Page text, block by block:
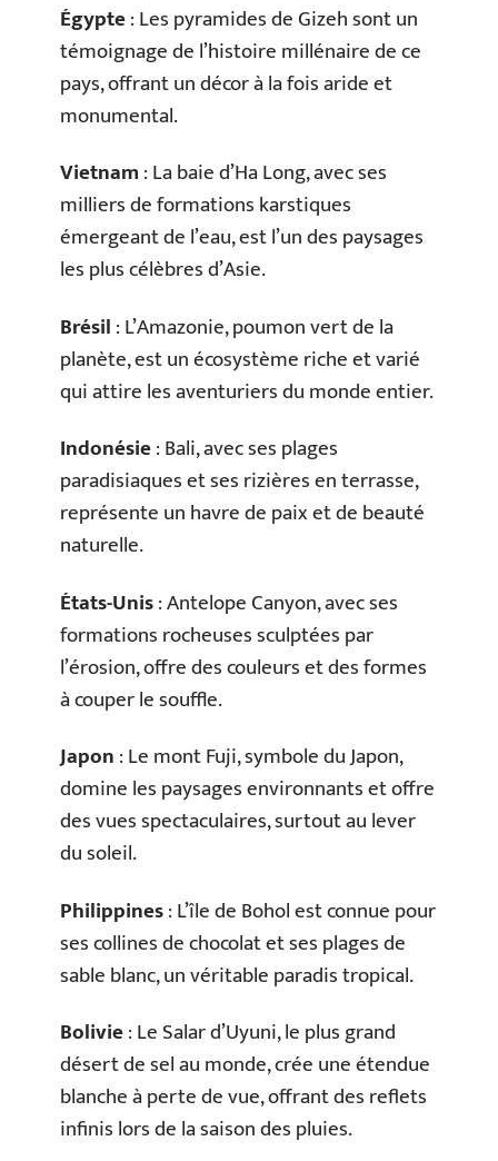
Égypte: Les pyramides de Gizeh sont un
témoignage de l’histoire millénaire de ce
pays, offrant un décor à la fois aride et
monumental.
Vietnam: La baie d’Ha Long, avec ses
milliers de formations karstiques
émergeant de l’eau, est l’un des paysages
les plus célèbres d’Asie.
Brésil: L’Amazonie, poumon vert de la
planète, est un écosystème riche et varié
qui attire les aventuriers du monde entier.
Indonésie: Bali, avec ses plages
paradisiaques et ses rizières en terrasse,
représente un havre de paix et de beauté
naturelle.
États-Unis: Antelope Canyon, avec ses
formations rocheuses sculptées par
l’érosion, offre des couleurs et des formes
à couper le souffle.
Japon: Le mont Fuji, symbole du Japon,
domine les paysages environnants et offre
des vues spectaculaires, surtout au lever
du soleil.
Philippines: L’île de Bohol est connue pour
ses collines de chocolat et ses plages de
sable blanc, un véritable paradis tropical.
Bolivie: Le Salar d’Uyuni, le plus grand
désert de sel au monde, crée une étendue
blanche à perte de vue, offrant des reflets
infinis lors de la saison des pluies.